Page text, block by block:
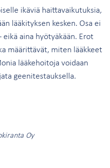
ikäviä haittavaikutuksia,
lääkityksen kesken. Osa ei
aina hyötyäkään. Erot
määrittävät, miten lääkkeet
lääkehoitoja voidaan
geenitestauksella.
Oy